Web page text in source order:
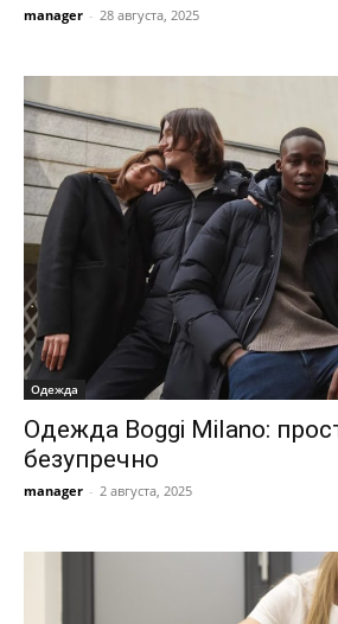
manager - 28 августа, 2025
Одежда
Одежда Boggi Milano:
безупречно
manager - 2 августа, 2025